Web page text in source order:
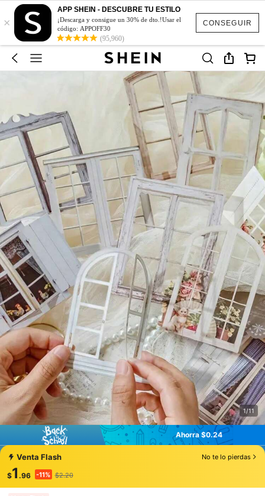
CONSEGUIR
×
APP SHEIN - DESCUBRE TU ESTILO
¡Descarga y consigue un 30% de dto.!Usar el
código: APPOFF30
(95,960)
1/11
Ahorra $0.24
Ahorra $0.24
Venta Flash No te lo pierdas
$1 .96 -11% $2.20